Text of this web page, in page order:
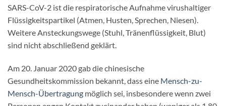
SARS-CoV-2 ist die respiratorische Aufnahme virushaltiger
Flüssigkeitspartikel (Atmen, Husten, Sprechen, Niesen).
Weitere Ansteckungswege (Stuhl, Tränenflüssigkeit, Blut)
sind nicht abschließend geklärt.
Am 20. Januar 2020 gab die chinesische
Gesundheitskommission bekannt, dass eine Mensch-zu-
Mensch-Übertragung möglich sei, insbesondere wenn zwei